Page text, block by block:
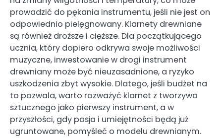
prowadzić do pękania instrumentu, jeśli nie jest on
odpowiednio pielęgnowany. Klarnety drewniane
są również droższe i cięższe. Dla początkującego
ucznia, który dopiero odkrywa swoje możliwości
muzyczne, inwestowanie w drogi instrument
drewniany może być nieuzasadnione, a ryzyko
uszkodzenia zbyt wysokie. Dlatego, jeśli budżet na
to pozwala, warto rozważyć klarnet z tworzywa
sztucznego jako pierwszy instrument, a w
przyszłości, gdy pasja i umiejętności będą już
ugruntowane, pomyśleć o modelu drewnianym.